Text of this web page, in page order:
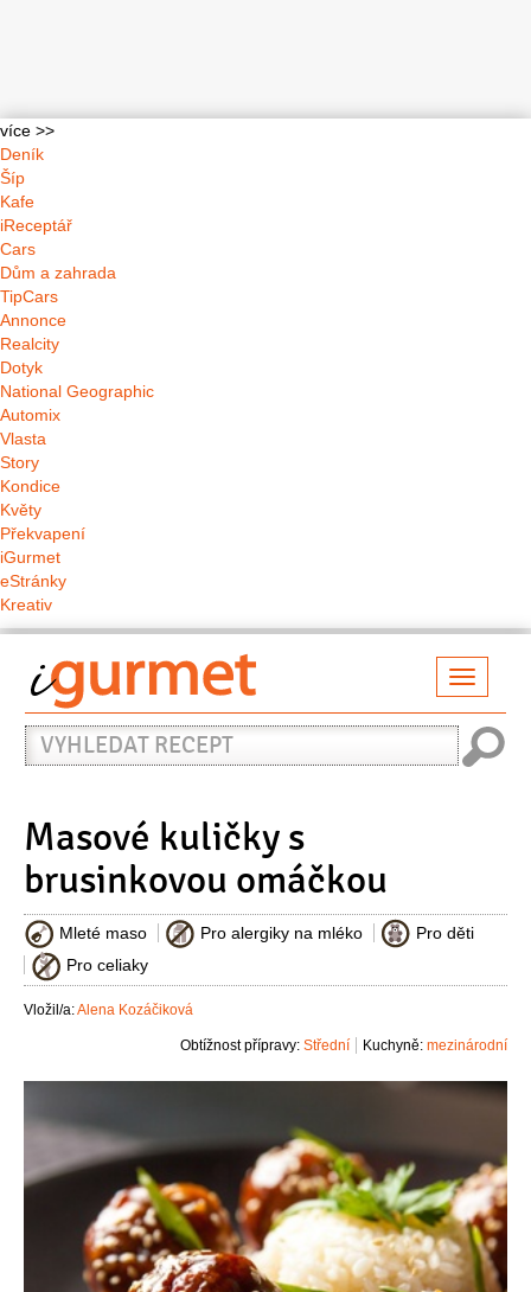
více >>
Deník
Šíp
Kafe
iReceptář
Cars
Dům a zahrada
TipCars
Annonce
Realcity
Dotyk
National Geographic
Automix
Vlasta
Story
Kondice
Květy
Překvapení
iGurmet
eStránky
Kreativ
Vyhledat
recept
Masové kuličky s
brusinkovou omáčkou
Mleté maso Pro alergiky na mléko
Pro děti
Pro celiaky
Vložil/a:Alena Kozáčiková
Kuchyně: mezinárodní
Obtížnost přípravy: Střední